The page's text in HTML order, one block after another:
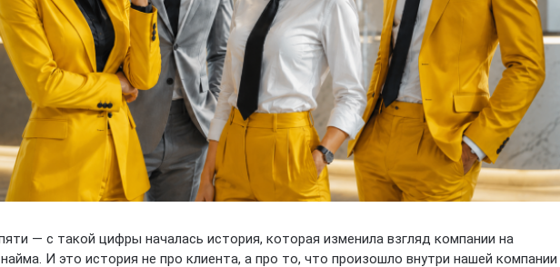
— с такой цифры началась история, которая изменила взгляд компании на
И это история не про клиента, а про то, что произошло внутри нашей